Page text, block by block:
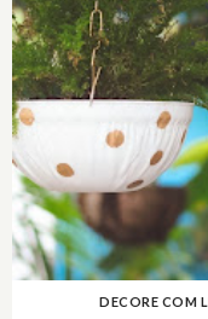
DECORE COM